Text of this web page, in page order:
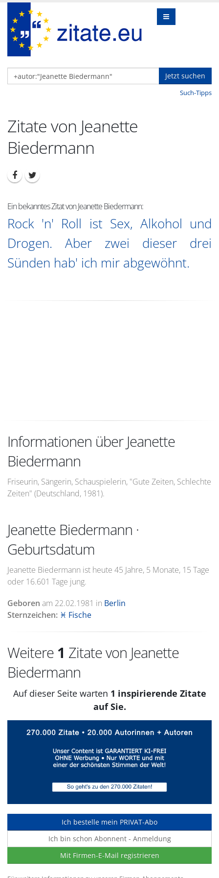
Jetzt suchen
Such-Tipps
Zitate von Jeanette
Biedermann
Ein bekanntes Zitat von Jeanette Biedermann:
Rock 'n' Roll ist Sex, Alkohol und
Drogen. Aber zwei dieser drei
Sünden hab' ich mir abgewöhnt.
Informationen über Jeanette
Biedermann
Friseurin, Sängerin, Schauspielerin, "Gute Zeiten, Schlechte
Zeiten" (Deutschland, 1981).
Jeanette Biedermann ·
Geburtsdatum
Jeanette Biedermann ist heute 45 Jahre, 5 Monate, 15 Tage
oder 16.601 Tage jung.
Geboren am 22.02.1981 in Berlin
Sternzeichen: ♓ Fische
Weitere 1 Zitate von Jeanette
Biedermann
Auf dieser Seite warten 1 inspirierende Zitate
auf Sie.
Ich bestelle mein PRIVAT-Abo
Ich bin schon Abonnent - Anmeldung
Mit Firmen-E-Mail registrieren